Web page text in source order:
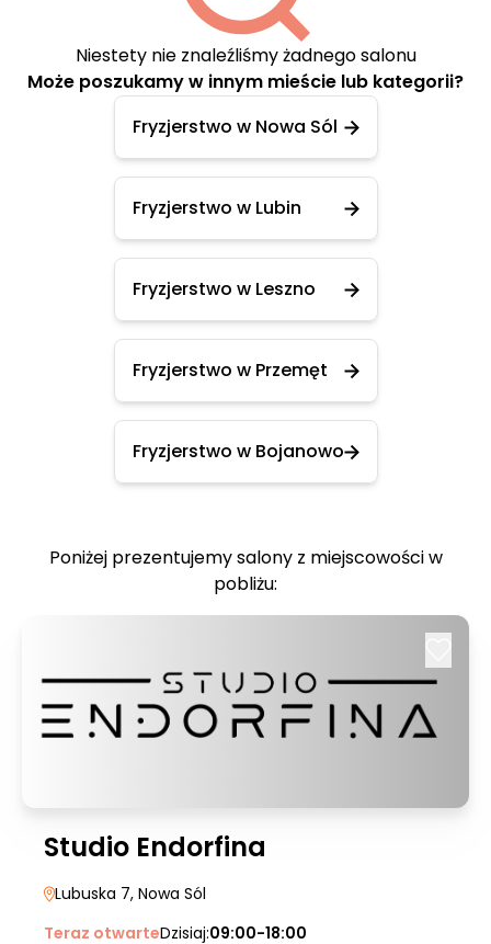
Niestety nie znaleźliśmy żadnego salonu
Może poszukamy w innym mieście lub kategorii?
Fryzjerstwo w Nowa Sól
Fryzjerstwo w Lubin
Fryzjerstwo w Leszno
Fryzjerstwo w Przemęt
Fryzjerstwo w Bojanowo
Poniżej prezentujemy salony z miejscowości w
pobliżu:
Studio Endorfina
Lubuska 7, Nowa Sól
Teraz otwarteDzisiaj:09:00-18:00